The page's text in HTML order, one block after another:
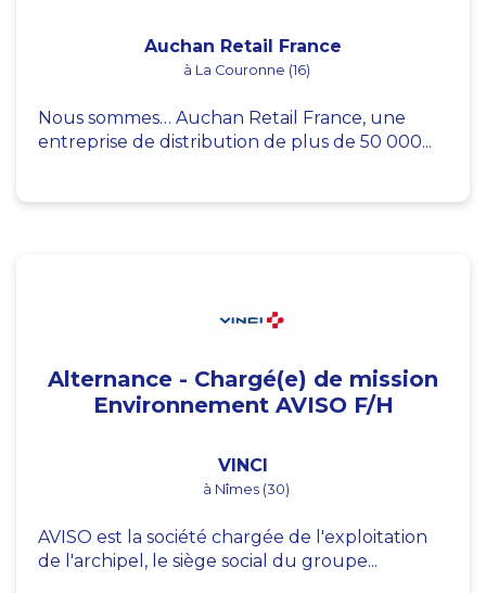
Auchan Retail France
à La Couronne (16)
Nous sommes… Auchan Retail France, une
entreprise de distribution de plus de 50 000...
Alternance - Chargé(e) de mission
Environnement AVISO F/H
VINCI
à Nîmes (30)
AVISO est la société chargée de l'exploitation
de l'archipel, le siège social du groupe...